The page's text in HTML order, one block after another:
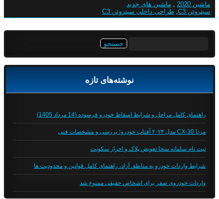
ماشین 2020 , ماشین های جدید
سیتروئن C3
, طراحی داخلی سیتروئن C3
نوشته‌های تازه
راهنمای کامل مراحل و شرایط اسقاط خودرو فرسوده (14 مرداد 1405)
مزدا CX-30 مدل ۲۰۲۴ آفتاب خودرو؛ بررسی و مشخصات فنی
ثبت نام سامانه سخا تعویض پلاک و احراز سکونت
شرایط واردات خودرو به مناطق آزاد، راهنمای کامل قوانین و محدودیت ها
واردات خودروی صفر برای اشخاص حقیقی ممنوع شد